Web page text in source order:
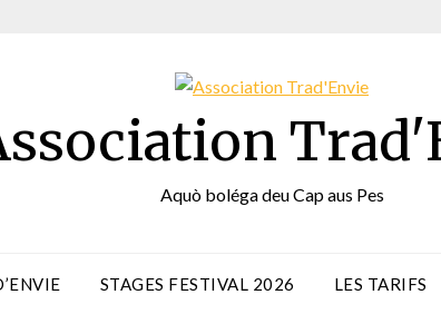
Aquò boléga deu Cap aus Pes
STAGES FESTIVAL 2026 LES TARIFS